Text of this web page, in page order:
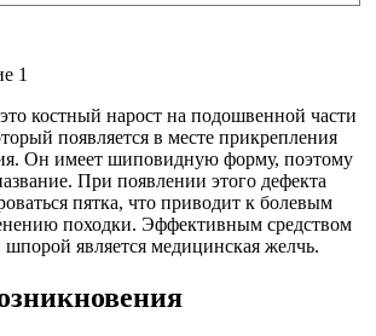
костный нарост на подошвенной части
появляется в месте прикрепления
Он имеет шиповидную форму, поэтому
При появлении этого дефекта
пятка, что приводит к болевым
походки. Эффективным средством
является медицинская желчь.